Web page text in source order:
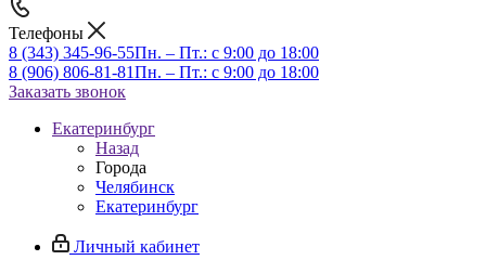
Телефоны
8 (343) 345-96-55Пн. – Пт.: с 9:00 до 18:00
8 (906) 806-81-81Пн. – Пт.: с 9:00 до 18:00
Заказать звонок
Екатеринбург
Назад
Города
Челябинск
Екатеринбург
Личный кабинет